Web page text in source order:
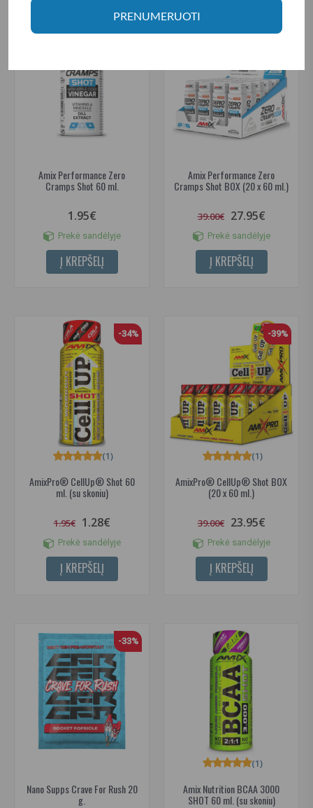
Amix Performance Zero
Cramps Shot 60 ml.
1.95€
Prekė sandėlyje
Į KREPŠELĮ
-28%
Amix Performance Zero
Cramps Shot BOX (20 x 60 ml.)
39.00€ 27.95€
Prekė sandėlyje
Į KREPŠELĮ
-34%
AmixPro® CellUp® Shot 60
ml. (su skoniu)
(1)
1.95€ 1.28€
Prekė sandėlyje
Į KREPŠELĮ
-39%
AmixPro® CellUp® Shot BOX
(20 x 60 ml.)
(1)
39.00€ 23.95€
Prekė sandėlyje
Į KREPŠELĮ
-33%
Nano Supps Crave For Rush 20
g.
Amix Nutrition BCAA 3000
SHOT 60 ml. (su skoniu)
(1)
PRENUMERUOTI